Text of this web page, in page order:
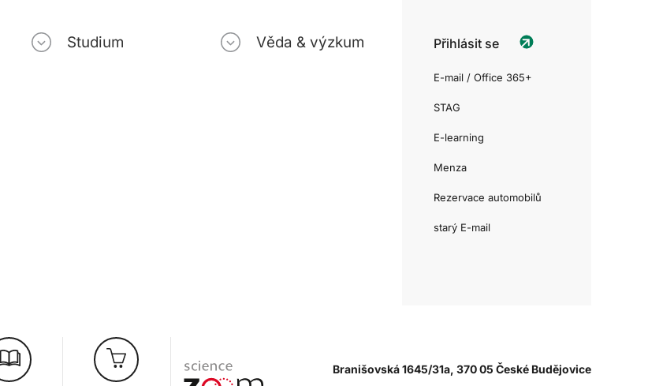
Studium Věda & výzkum Přihlásit se
E-mail / Office 365+
STAG
E-learning
Menza
Rezervace automobilů
starý E-mail
Branišovská 1645/31a, 370 05 České Budějovice